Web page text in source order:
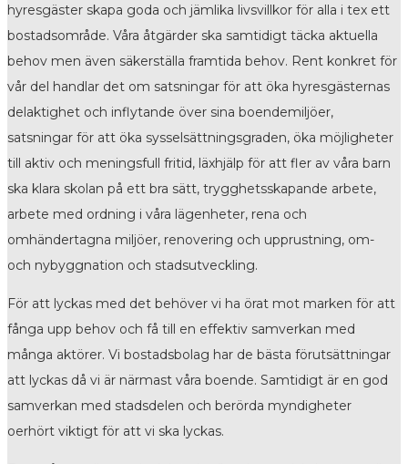
hyresgäster skapa goda och jämlika livsvillkor för alla i tex ett
bostadsområde. Våra åtgärder ska samtidigt täcka aktuella
behov men även säkerställa framtida behov. Rent konkret för
vår del handlar det om satsningar för att öka hyresgästernas
delaktighet och inflytande över sina boendemiljöer,
satsningar för att öka sysselsättningsgraden, öka möjligheter
till aktiv och meningsfull fritid, läxhjälp för att fler av våra barn
ska klara skolan på ett bra sätt, trygghetsskapande arbete,
arbete med ordning i våra lägenheter, rena och
omhändertagna miljöer, renovering och upprustning, om-
och nybyggnation och stadsutveckling.
För att lyckas med det behöver vi ha örat mot marken för att
fånga upp behov och få till en effektiv samverkan med
många aktörer. Vi bostadsbolag har de bästa förutsättningar
att lyckas då vi är närmast våra boende. Samtidigt är en god
samverkan med stadsdelen och berörda myndigheter
oerhört viktigt för att vi ska lyckas.